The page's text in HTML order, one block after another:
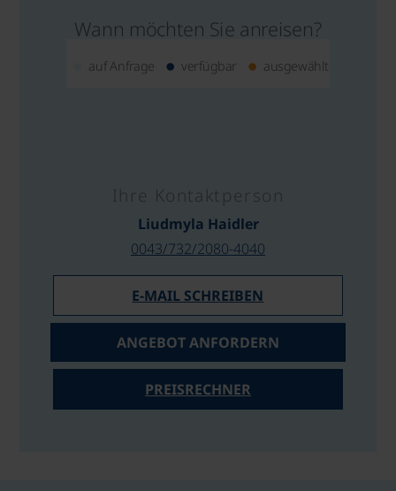
Wann möchten Sie anreisen?
auf Anfrage verfügbar ausgewählt
Ihre Kontaktperson
Liudmyla Haidler
0043/732/2080-4040
E-MAIL SCHREIBEN
ANGEBOT ANFORDERN
PREISRECHNER